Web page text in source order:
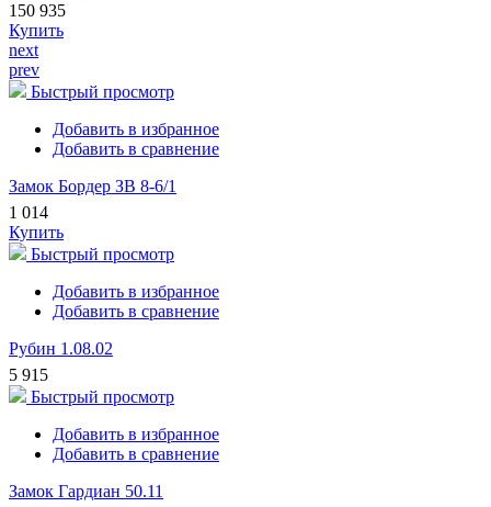
150 935
Купить
next
prev
Быстрый просмотр
Добавить в избранное
Добавить в сравнение
Замок Бордер ЗВ 8-6/1
1 014
Купить
Быстрый просмотр
Добавить в избранное
Добавить в сравнение
Рубин 1.08.02
5 915
Быстрый просмотр
Добавить в избранное
Добавить в сравнение
Замок Гардиан 50.11